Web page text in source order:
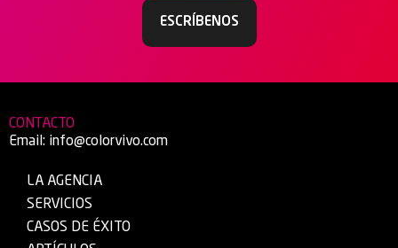
ESCRÍBENOS
CONTACTO
Email: info@colorvivo.com
LA AGENCIA
SERVICIOS
CASOS DE ÉXITO